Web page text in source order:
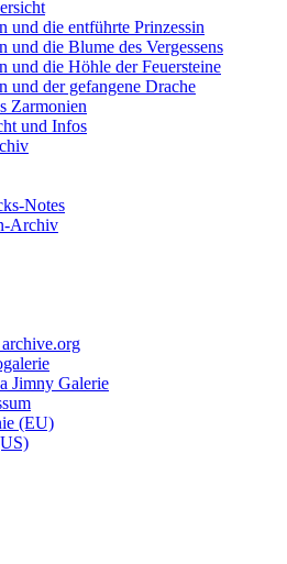
und die entführte Prinzessin
und die Blume des Vergessens
und die Höhle der Feuersteine
und der gefangene Drache
Zarmonien
und Infos
Notes
Archiv
Jimny Galerie
(EU)